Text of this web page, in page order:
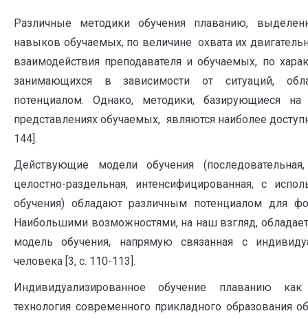
Различные методики обучения плаванию,
навыков обучаемых, по величине охвата их
взаимодействия преподавателя и обучаемых, по
занимающихся в зависимости от ситуаций,
потенциалом. Однако, методики, базирующиеся на
представлениях обучаемых, являются наиболее
144].
Действующие модели обучения (последовательная,
целостно-раздельная, интенсифицированная, с
обучения) обладают различным потенциалом для
Наибольшими возможностями, на наш взгляд,
модель обучения, напрямую связанная с
человека [3, с. 110-113].
Индивидуализированное обучение плаванию как
технология современного прикладного образования